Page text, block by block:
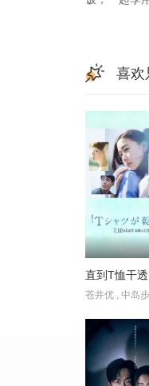
喜欢
直到T恤干透